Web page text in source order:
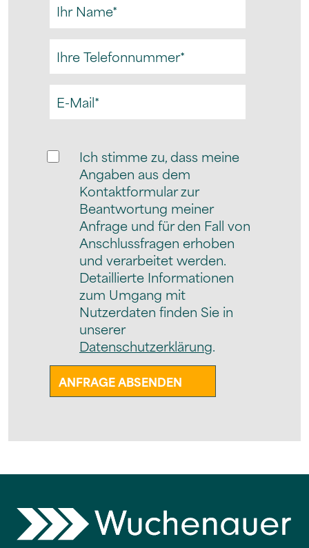
Ich stimme zu, dass meine
Angaben aus dem
Kontaktformular zur
Beantwortung meiner
Anfrage und für den Fall von
Anschlussfragen erhoben
und verarbeitet werden.
Detaillierte Informationen
zum Umgang mit
Nutzerdaten finden Sie in
unserer
Datenschutzerklärung.